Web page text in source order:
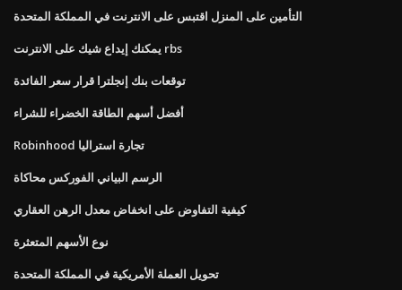
التأمين على المنزل اقتبس على الانترنت في المملكة المتحدة
يمكنك إيداع شيك على الانترنت rbs
توقعات بنك إنجلترا قرار سعر الفائدة
أفضل أسهم الطاقة الخضراء للشراء
Robinhood تجارة استراليا
الرسم البياني الفوركس محاكاة
كيفية التفاوض على انخفاض معدل الرهن العقاري
نوع الأسهم المتعثرة
تحويل العملة الأمريكية في المملكة المتحدة